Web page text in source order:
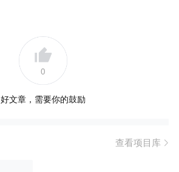
0
好文章，需要你的鼓励
查看项目库